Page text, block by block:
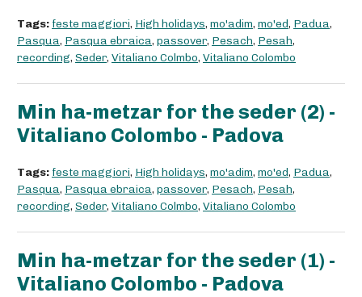
Tags: feste maggiori, High holidays, mo'adim, mo'ed, Padua,
Pasqua, Pasqua ebraica, passover, Pesach, Pesah,
recording, Seder, Vitaliano Colmbo, Vitaliano Colombo
Min ha-metzar for the seder (2) -
Vitaliano Colombo - Padova
Tags: feste maggiori, High holidays, mo'adim, mo'ed, Padua,
Pasqua, Pasqua ebraica, passover, Pesach, Pesah,
recording, Seder, Vitaliano Colmbo, Vitaliano Colombo
Min ha-metzar for the seder (1) -
Vitaliano Colombo - Padova